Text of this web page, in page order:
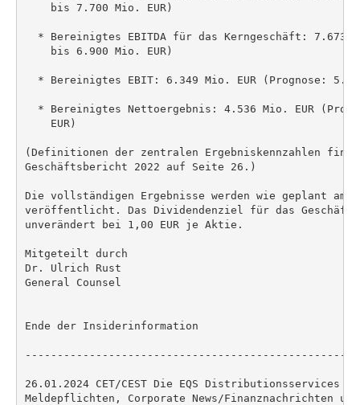
    bis 7.700 Mio. EUR)
* Bereinigtes EBITDA für das Kerngeschäft: 7.673
    bis 6.900 Mio. EUR)
* Bereinigtes EBIT: 6.349 Mio. EUR (Prognose:
* Bereinigtes Nettoergebnis: 4.536 Mio. EUR
    EUR)
(Definitionen der zentralen Ergebniskennzahlen
Geschäftsbericht 2022 auf Seite 26.)
Die vollständigen Ergebnisse werden wie geplant am
veröffentlicht. Das Dividendenziel für das
unverändert bei 1,00 EUR je Aktie.
Mitgeteilt durch
Dr. Ulrich Rust
General Counsel
Ende der Insiderinformation
26.01.2024 CET/CEST Die EQS Distributionsservices
Meldepflichten, Corporate News/Finanznachrichten